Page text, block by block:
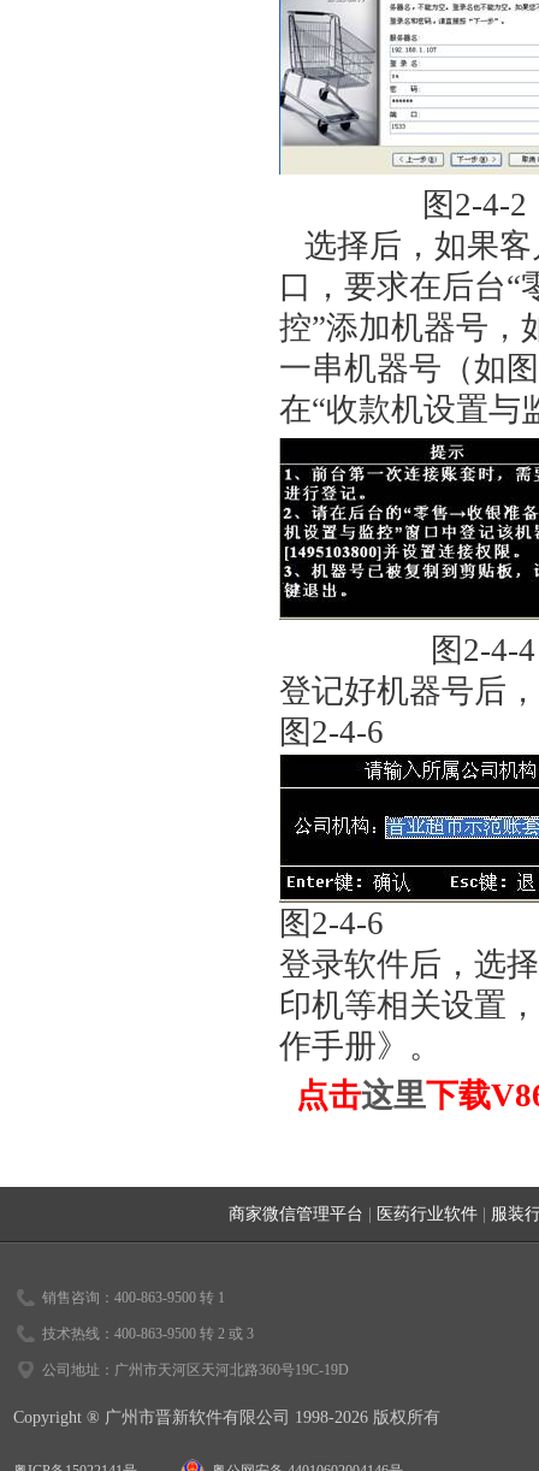
图2-
选择后，如果客
口，要求在后台
控”添加机器号，
一串机器号（如
在“收款机设置与
图2-
登记好机器号后
图2-4-6
图2-4-6
登录软件后，选
印机等相关设置
作手册》。
点击这里下载
商家微信管理平台 医药行业软件| 服装
销售咨询：400-863-9500 转 1
技术热线：400-863-9500 转 2 或 3
公司地址：广州市天河区天河北路360号19C-19D
Copyright ® 广州市晋新软件有限公司 1998-2026 版权所有